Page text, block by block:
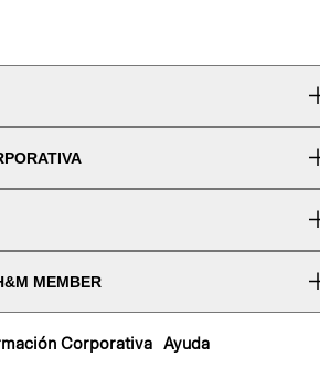
MEMBER
Corporativa Ayuda